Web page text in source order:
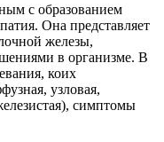
с образованием
Она представляет
железы,
в организме. В
коих
узловая,
симптомы